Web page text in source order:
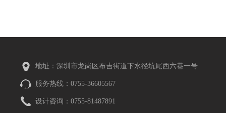
地址：深圳市龙岗区布吉街道下水径坑尾西六巷一号
服务热线：0755-36605567
设计咨询：0755-81487891